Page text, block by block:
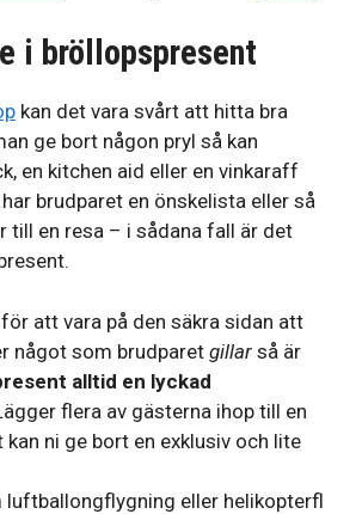
i bröllopspresent
kan det vara svårt att hitta bra
ge bort någon pryl så kan
en kitchen aid eller en vinkaraff
brudparet en önskelista eller så
till en resa – i sådana fall är det
att vara på den säkra sidan att
något som brudparet gillar så är
alltid en lyckad
flera av gästerna ihop till en
ni ge bort en exklusiv och lite
luftballongflygning eller helikopterfl